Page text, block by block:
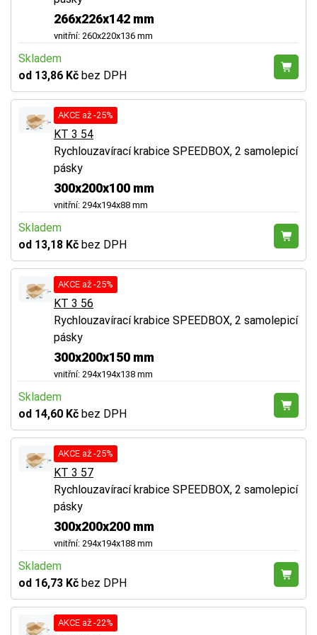
266x226x142 mm
vnitřní: 260x220x136 mm
Skladem
od 13,86 Kč bez DPH
AKCE až -25%
KT 3 54
Rychlouzavírací krabice SPEEDBOX, 2 samolepicí
pásky
300x200x100 mm
vnitřní: 294x194x88 mm
Skladem
od 13,18 Kč bez DPH
AKCE až -25%
KT 3 56
Rychlouzavírací krabice SPEEDBOX, 2 samolepicí
pásky
300x200x150 mm
vnitřní: 294x194x138 mm
Skladem
od 14,60 Kč bez DPH
AKCE až -25%
KT 3 57
Rychlouzavírací krabice SPEEDBOX, 2 samolepicí
pásky
300x200x200 mm
vnitřní: 294x194x188 mm
Skladem
od 16,73 Kč bez DPH
AKCE až -22%